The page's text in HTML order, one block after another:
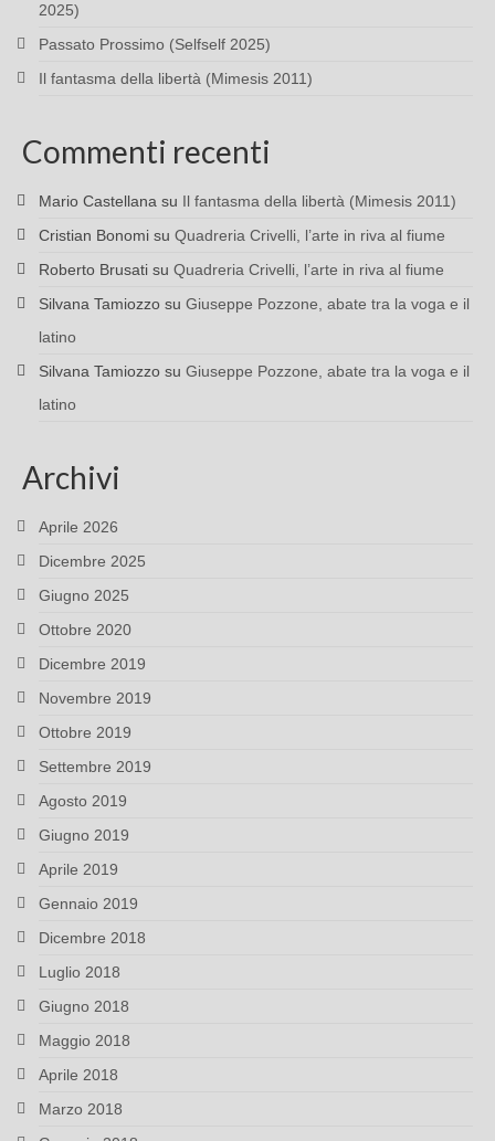
2025)
Passato Prossimo (Selfself 2025)
Il fantasma della libertà (Mimesis 2011)
Commenti recenti
Mario Castellana su Il fantasma della libertà (Mimesis 2011)
Cristian Bonomi su Quadreria Crivelli, l’arte in riva al fiume
Roberto Brusati su Quadreria Crivelli, l’arte in riva al fiume
Silvana Tamiozzo su Giuseppe Pozzone, abate tra la voga e il
latino
Silvana Tamiozzo su Giuseppe Pozzone, abate tra la voga e il
latino
Archivi
Aprile 2026
Dicembre 2025
Giugno 2025
Ottobre 2020
Dicembre 2019
Novembre 2019
Ottobre 2019
Settembre 2019
Agosto 2019
Giugno 2019
Aprile 2019
Gennaio 2019
Dicembre 2018
Luglio 2018
Giugno 2018
Maggio 2018
Aprile 2018
Marzo 2018